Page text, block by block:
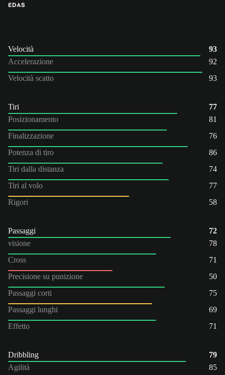
EDAS
Velocità
93
Accelerazione
92
Velocità scatto
93
Tiri
77
Posizionamento
81
Finalizzazione
76
Potenza di tiro
86
Tiri dalla distanza
74
Tiri al volo
77
Rigori
58
Passaggi
72
visione
78
Cross
71
Precisione su punizione
50
Passaggi corti
75
Passaggi lunghi
69
Effetto
71
Dribbling
79
Agilità
85